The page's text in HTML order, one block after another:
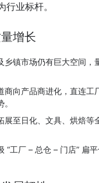
业标杆。
增长
乡镇市场仍有巨大空间
商向产品商进化，直连
展至日化、文具、烘焙
“工厂 – 总仓 – 门店” 扁